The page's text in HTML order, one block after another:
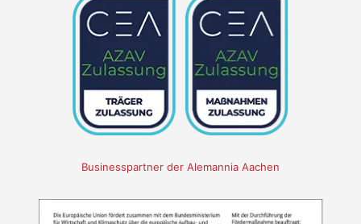
Businesspartner der Alemannia Aachen